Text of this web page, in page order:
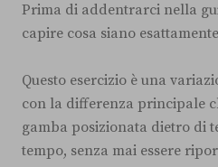
Prima di addentrarci nella
capire cosa siano
Questo esercizio è una
con la differenza principale
gamba posizionata dietro di
tempo, senza mai essere